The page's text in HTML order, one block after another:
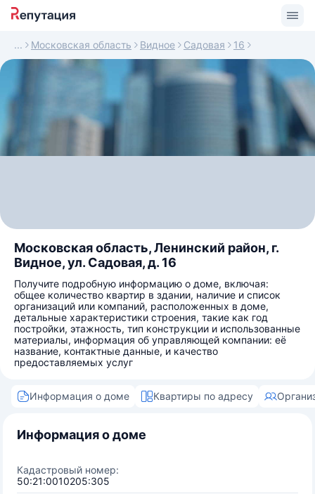
Московская область Видное Садовая 16
Московская область, Ленинский район, г.
Видное, ул. Садовая, д. 16
Получите подробную информацию о доме, включая:
общее количество квартир в здании, наличие и список
организаций или компаний, расположенных в доме,
детальные характеристики строения, такие как год
постройки, этажность, тип конструкции и использованные
материалы, информация об управляющей компании: её
название, контактные данные, и качество
предоставляемых услуг
Информация о доме Квартиры по адресу
Информация о доме
Кадастровый номер:
50:21:0010205:305